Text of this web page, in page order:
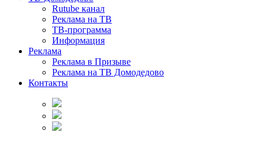
Rutube канал
Реклама на ТВ
ТВ-программа
Информация
Реклама
Реклама в Призыве
Реклама на ТВ Домодедово
Контакты